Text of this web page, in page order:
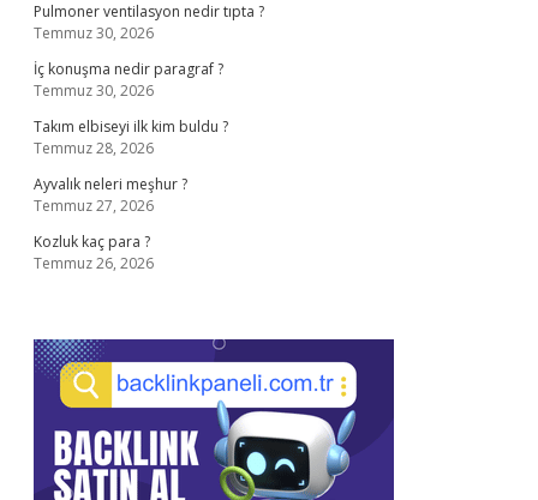
Pulmoner ventilasyon nedir tıpta ?
Temmuz 30, 2026
İç konuşma nedir paragraf ?
Temmuz 30, 2026
Takım elbiseyi ilk kim buldu ?
Temmuz 28, 2026
Ayvalık neleri meşhur ?
Temmuz 27, 2026
Kozluk kaç para ?
Temmuz 26, 2026